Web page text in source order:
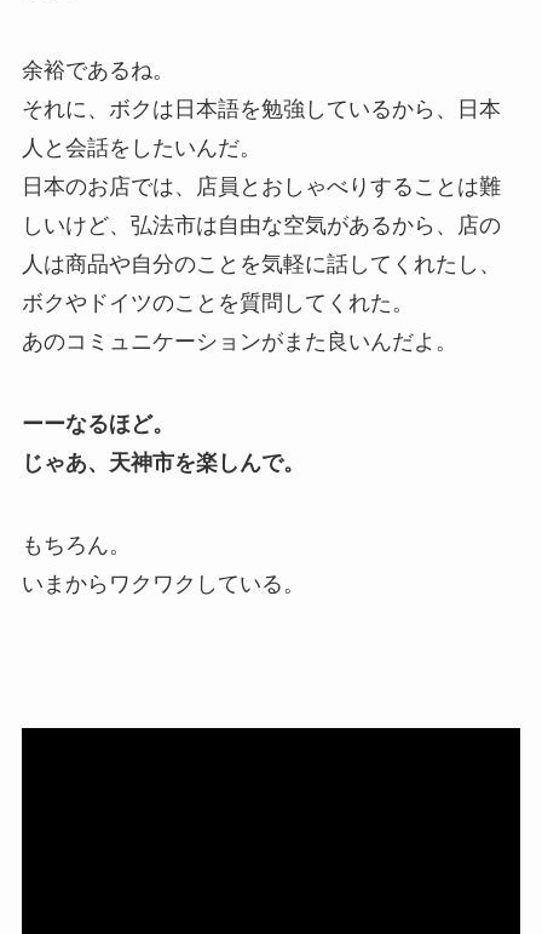
余裕であるね。
それに、ボクは日本語を勉強しているから、日本
人と会話をしたいんだ。
日本のお店では、店員とおしゃべりすることは難
しいけど、弘法市は自由な空気があるから、店の
人は商品や自分のことを気軽に話してくれたし、
ボクやドイツのことを質問してくれた。
あのコミュニケーションがまた良いんだよ。
ーーなるほど。
じゃあ、天神市を楽しんで。
もちろん。
いまからワクワクしている。